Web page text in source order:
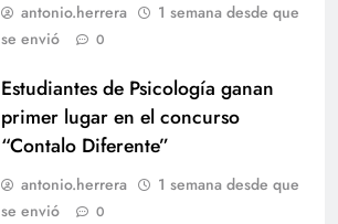
antonio.herrera
1 semana desde que
se envió
0
Estudiantes de Psicología ganan
primer lugar en el concurso
“Contalo Diferente”
antonio.herrera
1 semana desde que
se envió
0